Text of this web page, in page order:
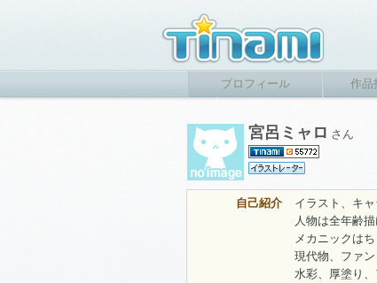
プロフィール 作品
宮呂ミャロ さん
自己紹介
イラスト、キ
人物は全年齢
メカニックは
現代物、ファ
水彩、厚塗り